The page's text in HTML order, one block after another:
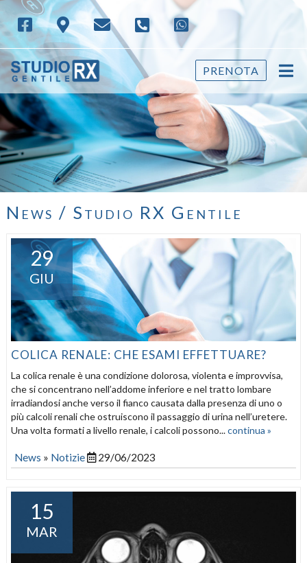
PRENOTA
News / Studio RX Gentile
29
GIU
COLICA RENALE: CHE ESAMI EFFETTUARE?
La colica renale è una condizione dolorosa, violenta e improvvisa,
che si concentrano nell’addome inferiore e nel tratto lombare
irradiandosi anche verso il fianco causata dalla presenza di uno o
più calcoli renali che ostruiscono il passaggio di urina nell’uretere.
Una volta formati a livello renale, i calcoli possono...continua »
News » Notizie 29/06/2023
15
MAR